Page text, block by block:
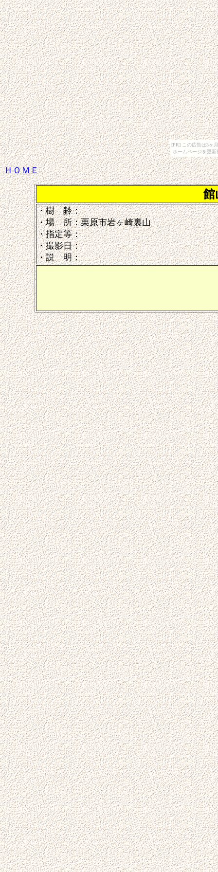
[PR] この広告は3ヶ
ホームページを更
ＨＯＭＥ
館
・樹 齢：
・場 所：栗原市岩ヶ崎裏山
・指定等：
・撮影日：
・説 明：